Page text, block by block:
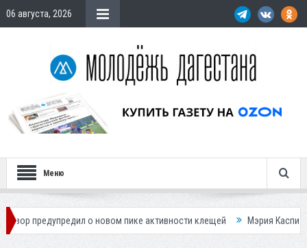
06 августа, 2026
Меню
о новом пике активности клещей Мэрия Каспийска назвала